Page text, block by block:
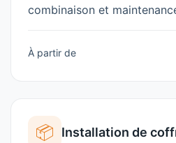
combinaison et
À partir de
📦 Installation de